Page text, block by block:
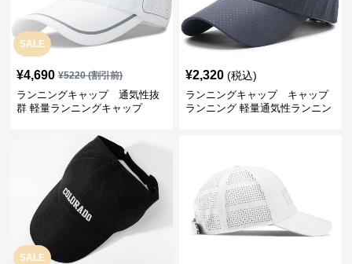
SALE
¥4,690 ¥5220(割引前)
ランニングキャップ 通気性抜
群 軽量ランニングキャップ
¥2,320 (税込)
ランニングキャップ キャップ
ランニング 軽量通気性ランニン
SALE